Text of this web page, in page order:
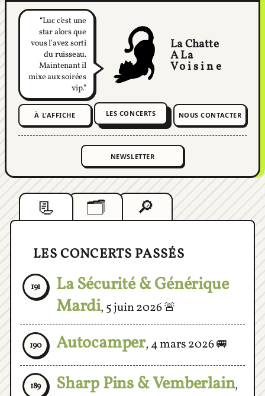
Je préférais un
mec comme Elie,
un mec qui
viendrait de
l'espace.
A La
Voisine
À L'AFFICHE
📃Liste🗂️Cartes
🔎Recherche
La Sécurité & Générique
Mardi,5 juin 2026🚨
190 Autocamper,4 mars 2026🚐
189 Sharp Pins & Vemberlain,
15 février 2026📌